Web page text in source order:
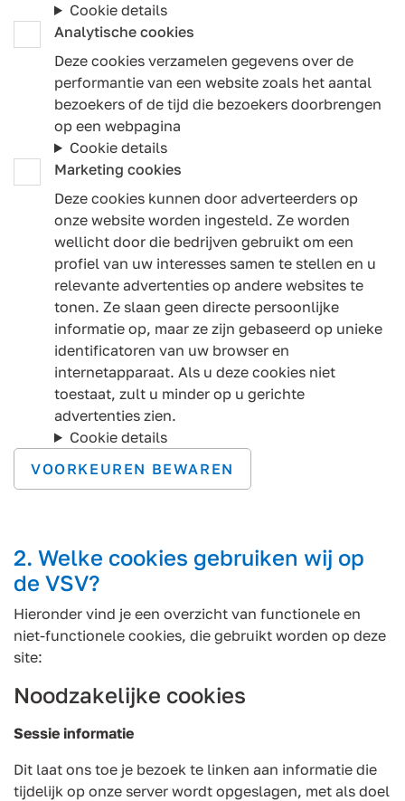
Cookie details
Analytische cookies
Deze cookies verzamelen gegevens over de
performantie van een website zoals het aantal
bezoekers of de tijd die bezoekers doorbrengen
op een webpagina
Cookie details
Marketing cookies
Deze cookies kunnen door adverteerders op
onze website worden ingesteld. Ze worden
wellicht door die bedrijven gebruikt om een
profiel van uw interesses samen te stellen en u
relevante advertenties op andere websites te
tonen. Ze slaan geen directe persoonlijke
informatie op, maar ze zijn gebaseerd op unieke
identificatoren van uw browser en
internetapparaat. Als u deze cookies niet
toestaat, zult u minder op u gerichte
advertenties zien.
Cookie details
VOORKEUREN BEWAREN
2. Welke cookies gebruiken wij op
de VSV?
Hieronder vind je een overzicht van functionele en
niet-functionele cookies, die gebruikt worden op deze
site:
Noodzakelijke cookies
Sessie informatie
Dit laat ons toe je bezoek te linken aan informatie die
tijdelijk op onze server wordt opgeslagen, met als doel